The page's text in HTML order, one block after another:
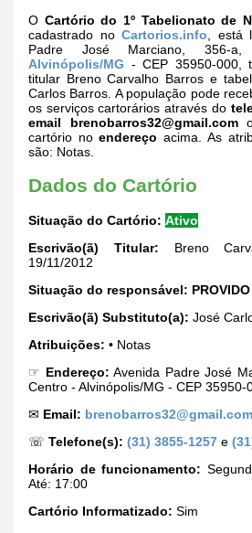
O Cartório do 1º Tabelionato de
cadastrado no Cartorios.info , está
Padre José Marciano, 356-
Alvinópolis/MG - CEP 35950-000,
titular Breno Carvalho Barros e
Carlos Barros. A população pode
os serviços cartorários através do
email brenobarros32@gmail.com
cartório noendereço acima. As
são: Notas.
Dados do Cartório
Situação do Cartório: Ativo
Escrivão(ã) Titular: Breno
19/11/2012
Situação do responsável: PROVIDO
Escrivão(ã) Substituto(a): José
Atribuições: • Notas
☞ Endereço: Avenida Padre José
Centro - Alvinópolis/MG - CEP 35950-
✉ Email: brenobarros32@gmail.com
☏ Telefone(s): (31) 3855-1257 e
Horário de funcionamento:
Até: 17:00
Cartório Informatizado: Sim